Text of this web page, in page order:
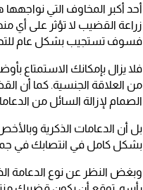
أحد أكبر المخاوف التي
زراعة القضيب لا تؤثر على أي
فسوف تستجيب بشكل عام
فلا يزال بإمكانك الاستمتاع
من العلاقة الجنسية. كما أن
الصمام لإزالة السائل من
بل أن الدعامات الذكرية
بشكل كامل في انتصابك في
وبغض النظر عن نوع الدعامة